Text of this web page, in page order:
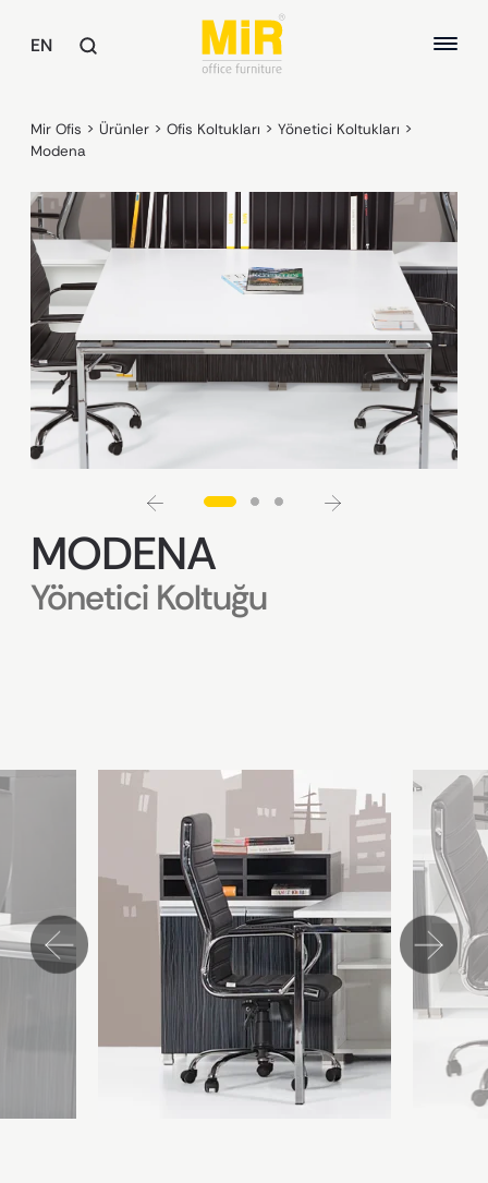
EN
Yönetici Masaları
Çalışma Masaları
Toplantı Masaları
Ortak Alan Masaları
Yönetici Koltukları
Çalışma Koltukları
Misafir ve Bekleme Koltukları
KOLTUKLAR / KANEPELER
Koltuklar
HAKKIMIZDA
KALİTE
SÜRDÜREBİLİRLİK
REFERANSLAR
Mir Ofis > Ürünler > Ofis Koltukları > Yönetici Koltukları >
Modena
MODENA
Yönetici Koltuğu